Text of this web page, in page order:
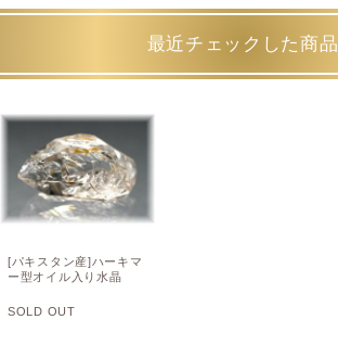
最近チェックした商品
[パキスタン産]ハーキマ
ー型オイル入り水晶
SOLD OUT